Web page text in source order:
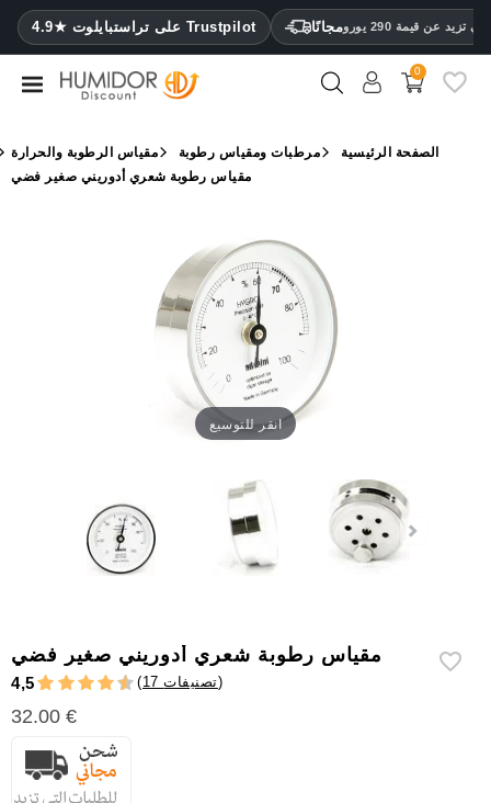
4.9★ على تراستبايلوت Trustpilot مجانًا عن قيمة 290 يورو CATEGORY
مرطب
خزائن
ترطيب
0
الصفحة الرئيسية مرطبات ومقياس رطوبة
مقياس الرطوبة والحرارة
مقياس رطوبة شعري أدوريني صغير فضي
انقر للتوسيع
مقياس رطوبة شعري أدوريني صغير فضي
4,5 ( 17 تصنيفات)
32.00 €